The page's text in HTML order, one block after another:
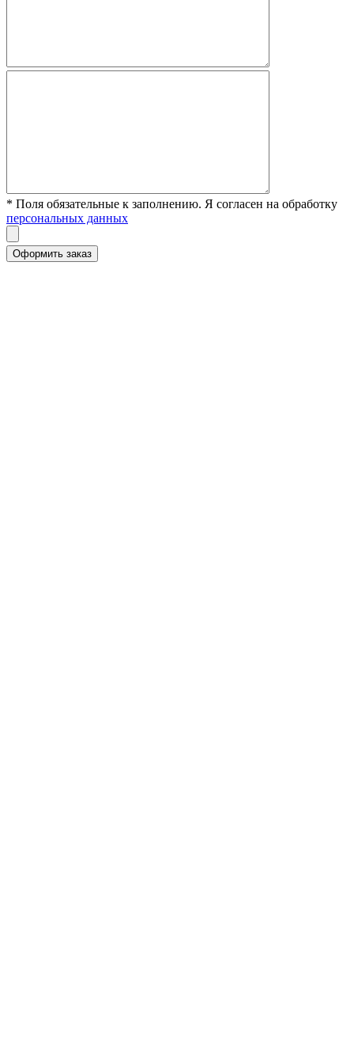
* Поля обязательные к заполнению. Я согласен на обработку
персональных данных